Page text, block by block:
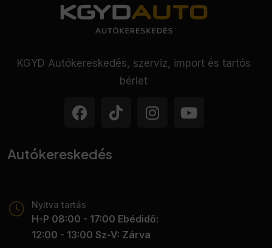
• Fékasszisztens
• Függönylégzsák
• Fűthető ablakmosó fúvókák
• Fűthető tükör
• Hátsó fejtámlák
• HUD / Head-Up Display
• Indításgátló (immobiliser)
• Kormányváltó
• Könnyűfém felni
• Kulcs nélküli indítás
KGYD Autókereskedés, szerviz, import és tartós
bérlet
Autókereskedés
Nyitva tartás
H-P 08:00 - 17:00 Ebédidő:
12:00 - 13:00 Sz-V: Zárva